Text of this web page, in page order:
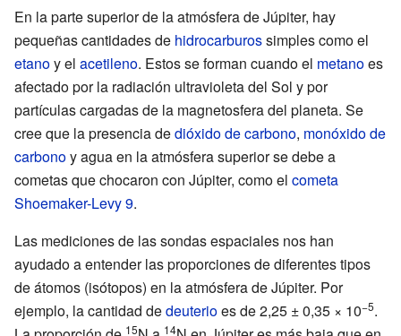
En la parte superior de la atmósfera de Júpiter, hay
pequeñas cantidades de hidrocarburossimples como el
etanoy el acetileno. Estos se forman cuando el metanoes
afectado por la radiación ultravioleta del Sol y por
partículas cargadas de la magnetosfera del planeta. Se
cree que la presencia dedióxido de carbono, monóxido de
carbonoy agua en la atmósfera superior se debe a
cometas que chocaron con Júpiter, como el cometa
Shoemaker-Levy 9.
Las mediciones de las sondas espaciales nos han
ayudado a entender las proporciones de diferentes tipos
de átomos (isótopos) en la atmósfera de Júpiter. Por
ejemplo, la cantidad dedeuterioes de 2,25 ± 0,35 × 10−5.
15 14